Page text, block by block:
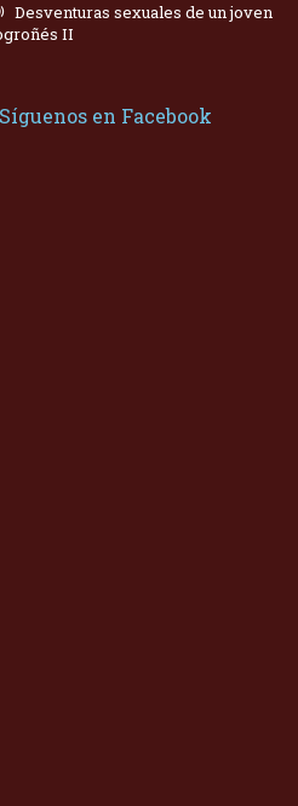
Desventuras sexuales de un joven
II
Síguenos en Facebook